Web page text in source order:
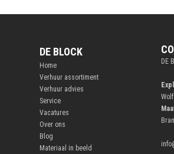
DE BLOCK
Home
Verhuur assortiment
Verhuur advies
Service
Vacatures
Over ons
Blog
Materiaal in beeld
DE